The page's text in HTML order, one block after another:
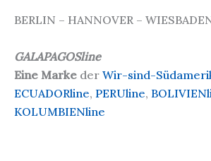
BERLIN – HANNOVER –
GALAPAGOSline
Eine Marke der Wir-sind-
ECUADORline, PERUline,
KOLUMBIENline